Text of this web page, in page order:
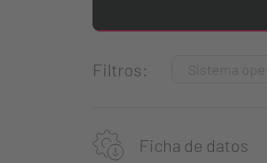
Filtros:
Ficha de datos